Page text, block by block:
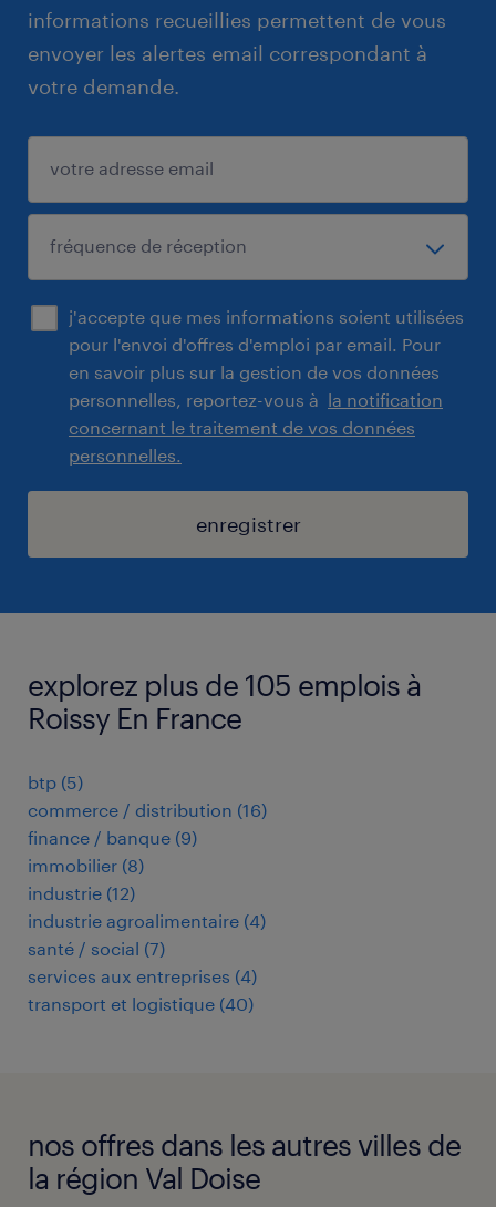
informations recueillies permettent de vous
envoyer les alertes email correspondant à
votre demande.
j'accepte que mes informations soient utilisées
pour l'envoi d'offres d'emploi par email. Pour
en savoir plus sur la gestion de vos données
personnelles, reportez-vous à la notification
concernant le traitement de vos données
personnelles.
enregistrer
explorez plus de 105 emplois à
Roissy En France
btp (5)
commerce / distribution (16)
finance / banque (9)
immobilier (8)
industrie (12)
industrie agroalimentaire (4)
santé / social (7)
services aux entreprises (4)
transport et logistique (40)
nos offres dans les autres villes de
la région Val Doise